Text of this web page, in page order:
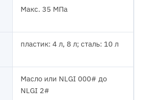
Макс. 35 МПа
пластик: 4 л, 8 л; сталь: 10 л
Масло или NLGI 000# до
NLGI 2#